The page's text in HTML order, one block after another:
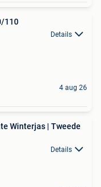
110
Details
4 aug 26
Winterjas | Tweede
Details